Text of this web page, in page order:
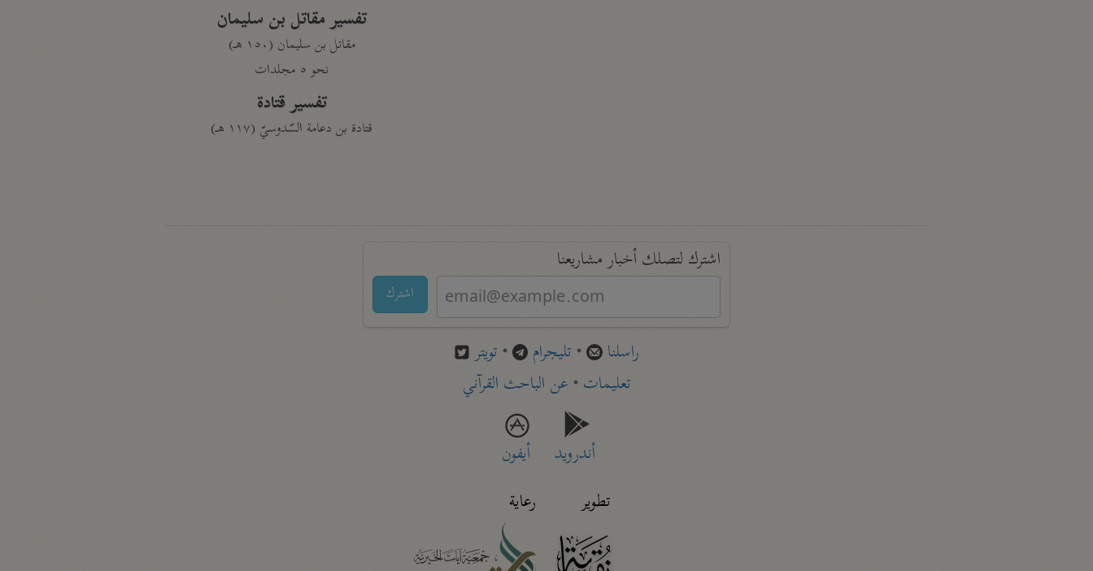
تفسير مقاتل بن سليمان
مقاتل بن سليمان (١٥٠ هـ)
نحو ٥ مجلدات
تفسير قتادة
قتادة بن دعامة السّدوسيّ (١١٧ هـ)
اشترك لتصلك أخبار مشاريعنا
اشترك
راسلنا • تليجرام • تويتر
تعليمات• عن الباحث القرآني
أندرويد
أيفون
تطوير
رعاية